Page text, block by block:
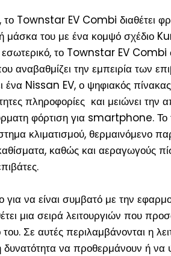
το Townstar EV Combi διαθέτει
μάσκα του με ένα κομψό σχέδιο
το Townstar EV Combi
αναβαθμίζει την εμπειρία των
ένα Nissan EV, ο ψηφιακός
πληροφορίες και μειώνει
φόρτιση για smartphone. Το
κλιματισμού, θερμαινόμενο
καθώς και αεραγωγούς
για να είναι συμβατό με την
μια σειρά λειτουργιών που
του. Σε αυτές περιλαμβάνονται η
δυνατότητα να προθερμάνουν ή